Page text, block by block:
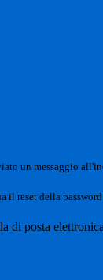
un messaggio
il reset della
di posta